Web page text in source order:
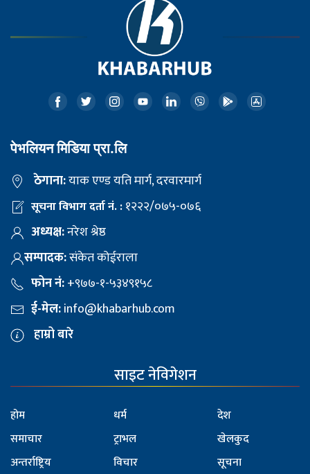
पेभलियन मिडिया प्रा.लि
ठेगाना:याक एण्ड यति मार्ग, दरवारमार्ग
सूचना विभाग दर्ता नं. :१२२२/०७५-०७६
अध्यक्ष:नरेश श्रेष्ठ
सम्पादक:संकेत कोईराला
फोन नं:+९७७-१-५३४९१५८
ई-मेल:info@khabarhub.com
हाम्रो बारे
साइट नेविगेशन
होम
समाचार
अन्तर्राष्ट्रिय
धर्म
ट्राभल
विचार
देश
खेलकुद
सूचना